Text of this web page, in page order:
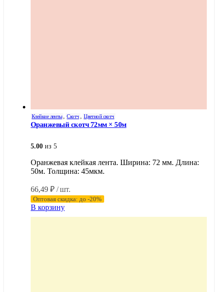
Клейкие ленты, Скотч , Цветной скотч
Оранжевый скотч 72мм × 50м
5.00 из 5
Оранжевая клейкая лента. Ширина: 72 мм. Длина:
50м. Толщина: 45мкм.
66,49 ₽ / шт.
Оптовая скидка: до -20%
В корзину